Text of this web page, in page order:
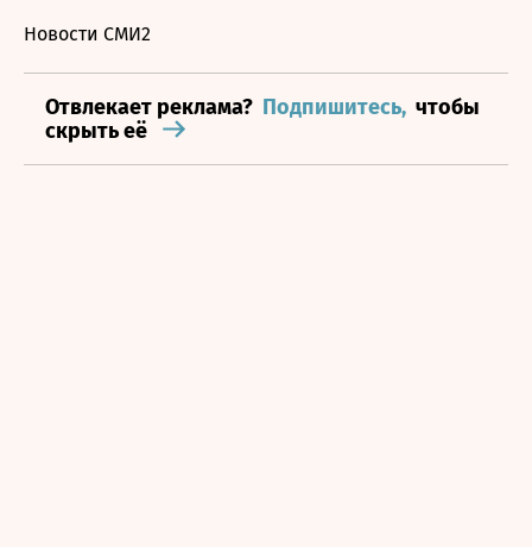
Новости СМИ2
Отвлекает реклама? Подпишитесь, чтобы
скрыть её